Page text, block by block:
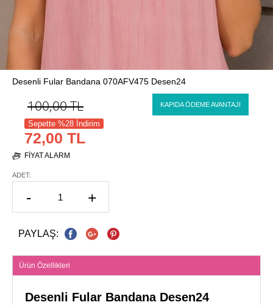
Desenli Fular Bandana 070AFV475 Desen24
100,00TL KAPIDA ÖDEME AVANTAJI
Sepette %28 İndirim
72,00 TL
FIYAT ALARM
ADET:
- +
PAYLAŞ:
Ürün Özellikleri
Desenli Fular Bandana Desen24